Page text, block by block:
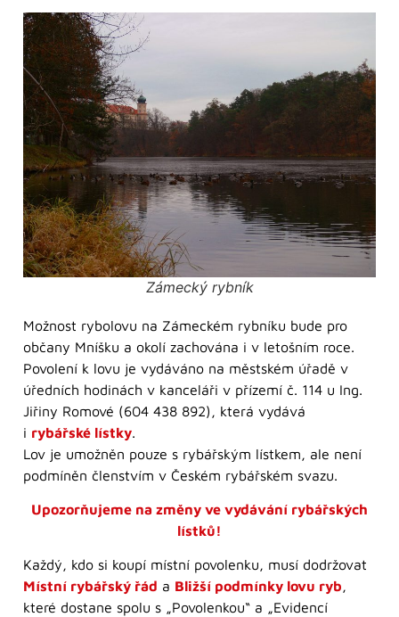
Zámecký rybník
Možnost rybolovu na Zámeckém rybníku bude pro
občany Mníšku a okolí zachována i v letošním roce.
Povolení k lovu je vydáváno na městském úřadě v
úředních hodinách v kanceláři v přízemí č. 114 u Ing.
Jiřiny Romové (604 438 892), která vydává
i rybářské lístky.
Lov je umožněn pouze s rybářským lístkem, ale není
podmíněn členstvím v Českém rybářském svazu.
Upozorňujeme na změny ve vydávání rybářských
lístků!
Každý, kdo si koupí místní povolenku, musí dodržovat
Místní rybářský řád a Bližší podmínky lovu ryb,
které dostane spolu s „Povolenkou“ a „Evidencí